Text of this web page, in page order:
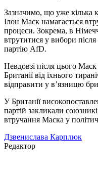
Зазначимо, що уже кілька
Ілон Маск намагається
процеси. Зокрема, в
втрутитися у вибори
партію AfD.
Невдовзі після цього
Британії від їхнього
відправити у в’язницю
У Британії
партій закликали
втручання Маска у
Дзвенислава Карплюк
Редактор